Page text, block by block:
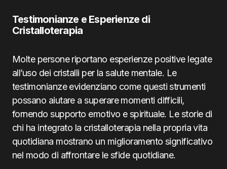
Testimonianze e Esperienze di
Cristalloterapia
Molte persone riportano esperienze positive legate
all’uso dei cristalli per la salute mentale. Le
testimonianze evidenziano come questi strumenti
possano aiutare a superare momenti difficili,
fornendo supporto emotivo e spirituale. Le storie di
chi ha integrato la cristalloterapia nella propria vita
quotidiana mostrano un miglioramento significativo
nel modo di affrontare le sfide quotidiane.